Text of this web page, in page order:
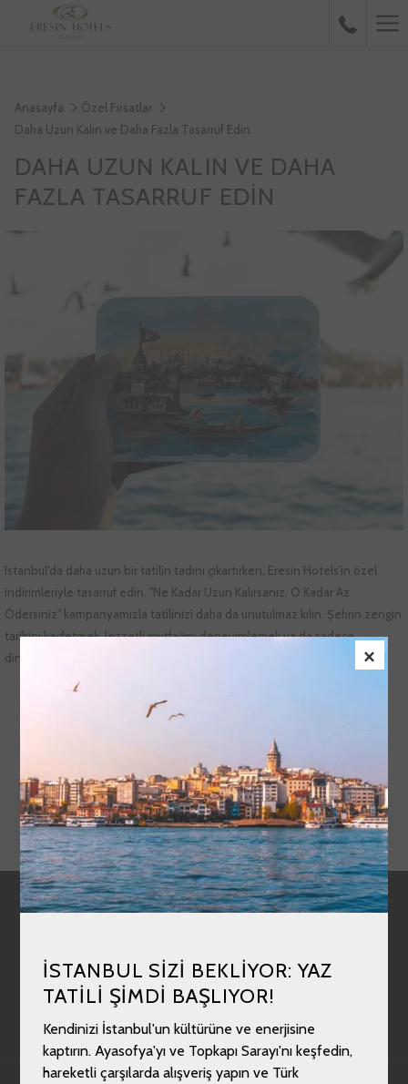
Anasayfa
Özel Fırsatlar
Daha Uzun Kalın ve Daha Fazla Tasarruf Edin
DAHA UZUN KALIN VE DAHA
FAZLA TASARRUF EDIN
Istanbul'da daha uzun bir tatilin tadını çıkartırken, Eresin Hotels'in özel
indirimleriyle tasarruf edin. "Ne Kadar Uzun Kalırsanız, O Kadar Az
Ödersiniz" kampanyamızla tatilinizi daha da unutulmaz kılın. Şehrin zengin
tarihini keşfetmek, lezzetli mutfağını deneyimlemek ya da sadece
dinlenmek için Eresin Hotels tam size göre bir konaklama sunuyor.
Neden Eresin Hotels'i Seçmelisiniz?
Ayasofya, Topkapı Sarayı ve Kapalı Çarşı gibi ikonik yerlere yakın,
Modern olanaklarla donatılmış lüks konaklama.
WI-FI ve spa bölümüne ücretsiz erişim
Unutulmaz bir deneyim için kişisel hizmetler.
ÖNCEKI SONRAKI
HABERLER
AÇ
KVKKYENI
SEKMEDE
ERIŞILEBILIRLIK
SÜRDÜRÜLEBILIRLIKYENI
SEKMEDE
AÇ
×
İSTANBUL SIZI BEKLIYOR: YAZ
TATILI ŞIMDI BAŞLIYOR!
Kendinizi İstanbul'un kültürüne ve enerjisine
kaptırın. Ayasofya'yı ve Topkapı Sarayı'nı keşfedin,
hareketli çarşılarda alışveriş yapın ve Türk